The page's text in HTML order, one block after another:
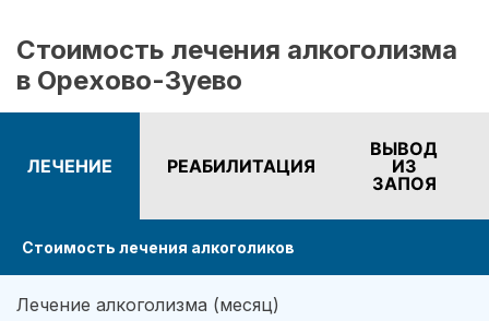
комплексе провели процедуру кодирования.
Вылечить в моем случае оказалось не так-то
просто. Мне было недостаточно только
оказания первой помощи при запое. Врачи, не
теряя времени, подобрали для меня несколько
эффективных методов. Психиатр определил
наличие дополнительных проблем. Также хочу
вам сказать, что огромное значение имеет
мотивация. Сейчас я абсолютно не
употребляю напитков. Не пью уже три года,
надеюсь продолжать в том же духе.
Стоимость лечения алкоголизма
в Орехово-Зуево
ЛЕЧЕНИЕ РЕАБИЛИТАЦИЯ
ВЫВОД
ИЗ
ЗАПОЯ
Стоимость лечения алкоголиков
Лечение алкоголизма (месяц)